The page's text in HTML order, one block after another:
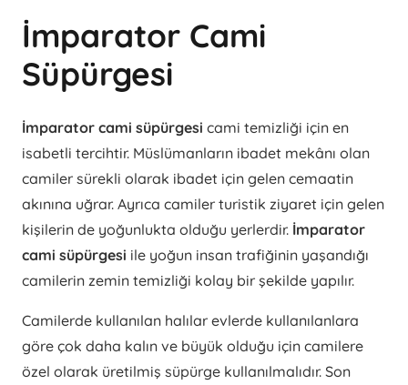
İmparator Cami
Süpürgesi
İmparator cami süpürgesi cami temizliği için en
isabetli tercihtir. Müslümanların ibadet mekânı olan
camiler sürekli olarak ibadet için gelen cemaatin
akınına uğrar. Ayrıca camiler turistik ziyaret için gelen
kişilerin de yoğunlukta olduğu yerlerdir. İmparator
cami süpürgesi ile yoğun insan trafiğinin yaşandığı
camilerin zemin temizliği kolay bir şekilde yapılır.
Camilerde kullanılan halılar evlerde kullanılanlara
göre çok daha kalın ve büyük olduğu için camilere
özel olarak üretilmiş süpürge kullanılmalıdır. Son